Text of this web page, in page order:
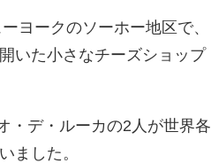
ヨークのソーホー地区で、
いた小さなチーズショップ
・デ・ルーカの2人が世界各
ました。